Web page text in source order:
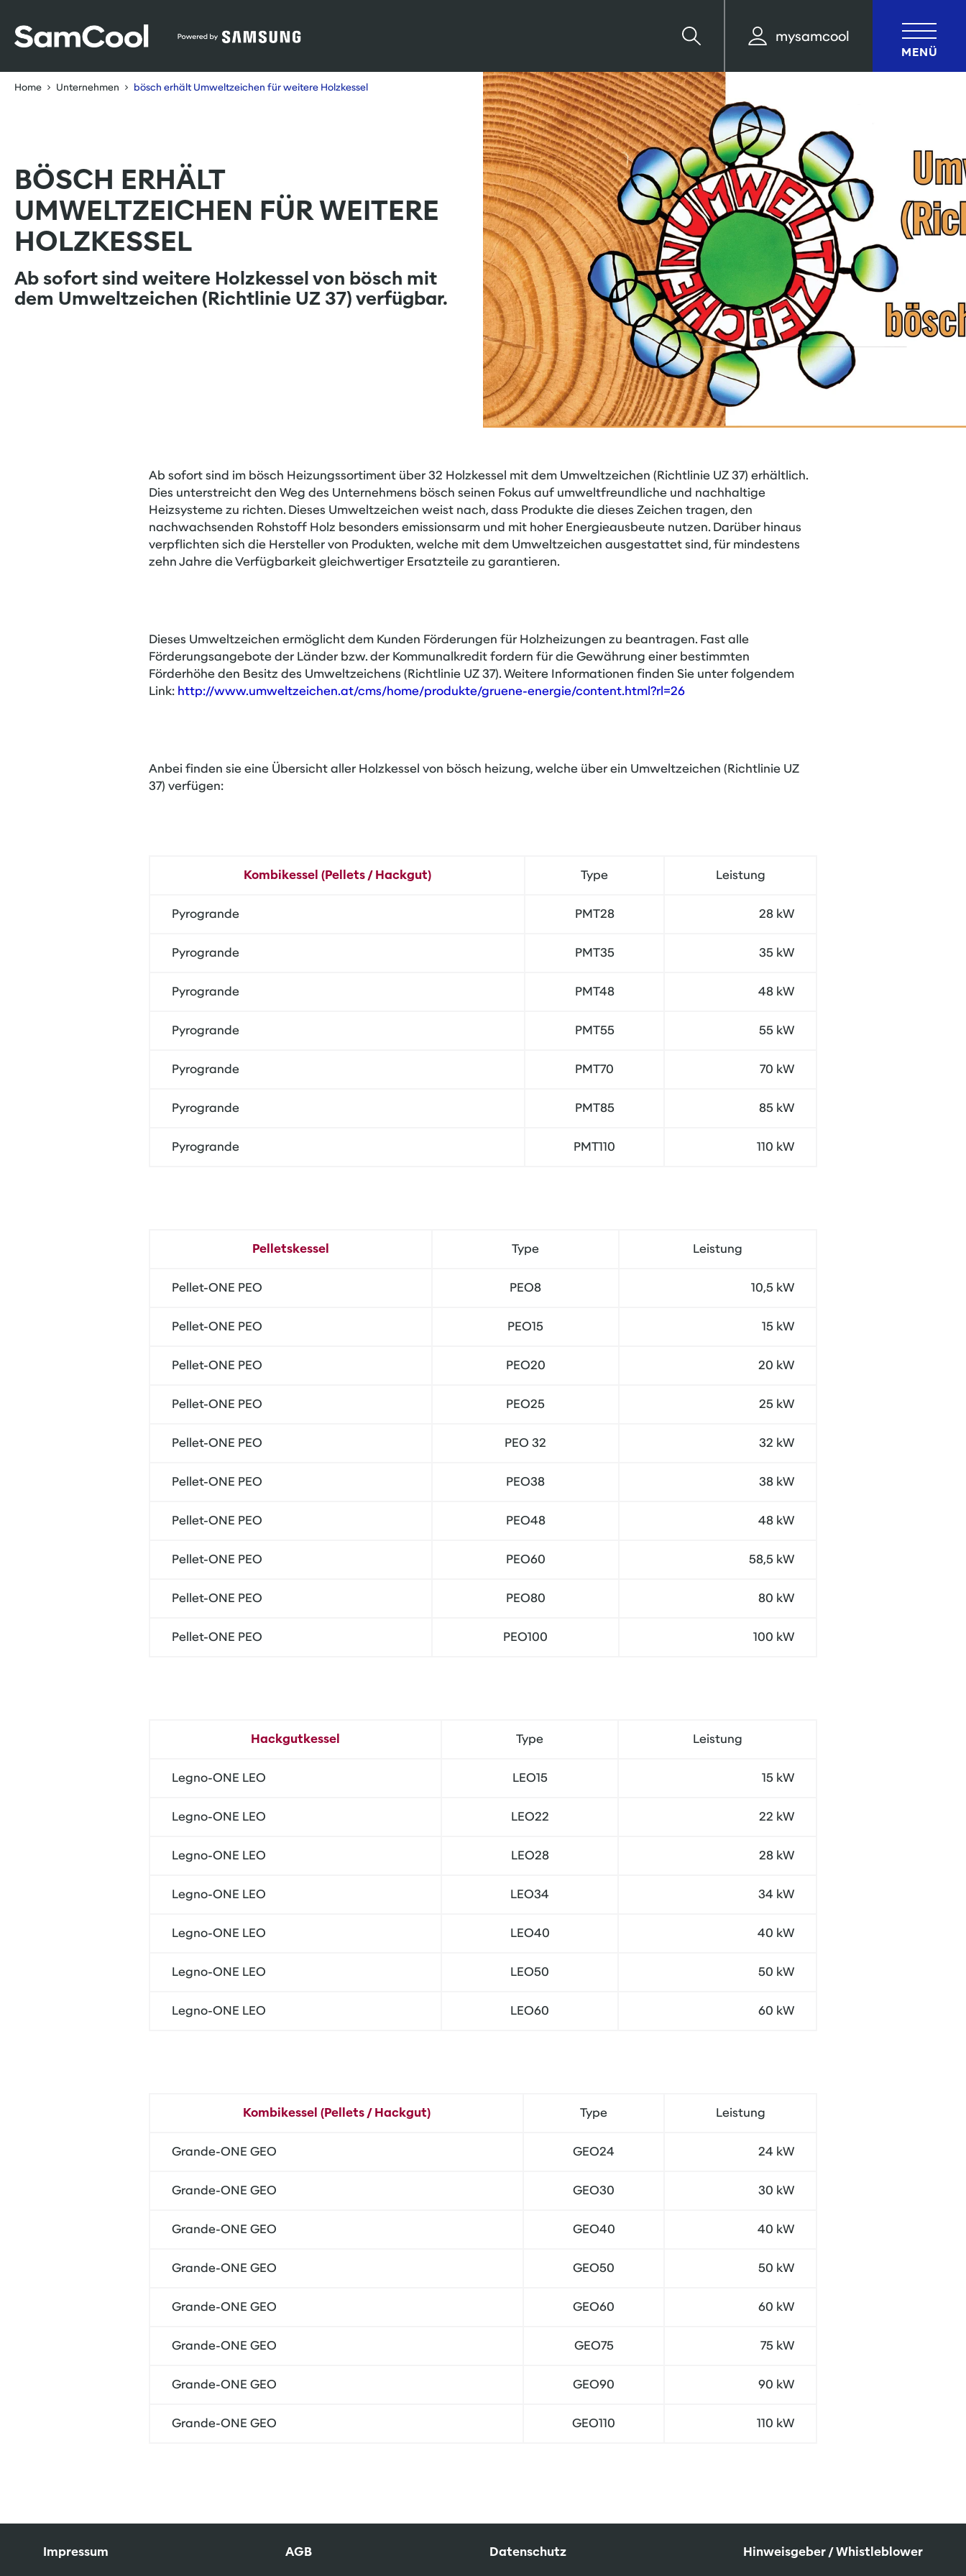
Suche
mysamcool
MENÜ
Home Unternehmen bösch erhält Umweltzeichen für weitere Holzkessel
BÖSCH ERHÄLT
UMWELTZEICHEN FÜR WEITERE
HOLZKESSEL
Ab sofort sind weitere Holzkessel von bösch mit
dem Umweltzeichen (Richtlinie UZ 37) verfügbar.
Ab sofort sind im bösch Heizungssortiment über 32 Holzkessel mit dem Umweltzeichen (Richtlinie UZ 37) erhältlich.
Dies unterstreicht den Weg des Unternehmens bösch seinen Fokus auf umweltfreundliche und nachhaltige
Heizsysteme zu richten. Dieses Umweltzeichen weist nach, dass Produkte die dieses Zeichen tragen, den
nachwachsenden Rohstoff Holz besonders emissionsarm und mit hoher Energieausbeute nutzen. Darüber hinaus
verpflichten sich die Hersteller von Produkten, welche mit dem Umweltzeichen ausgestattet sind, für mindestens
zehn Jahre die Verfügbarkeit gleichwertiger Ersatzteile zu garantieren.
Dieses Umweltzeichen ermöglicht dem Kunden Förderungen für Holzheizungen zu beantragen. Fast alle
Förderungsangebote der Länder bzw. der Kommunalkredit fordern für die Gewährung einer bestimmten
Förderhöhe den Besitz des Umweltzeichens (Richtlinie UZ 37). Weitere Informationen finden Sie unter folgendem
Link: http://www.umweltzeichen.at/cms/home/produkte/gruene-energie/content.html?rl=26
Anbei finden sie eine Übersicht aller Holzkessel von bösch heizung, welche über ein Umweltzeichen (Richtlinie UZ
37) verfügen:
Kombikessel (Pellets / Hackgut) Type Leistung
Pyrogrande PMT28 28 kW
Pyrogrande PMT35 35 kW
Pyrogrande PMT48 48 kW
Pyrogrande PMT55 55 kW
Pyrogrande PMT70 70 kW
Pyrogrande PMT85 85 kW
Pyrogrande PMT110 110 kW
Pelletskessel Type Leistung
Pellet-ONE PEO PEO8 10,5 kW
Pellet-ONE PEO PEO15 15 kW
Pellet-ONE PEO PEO20 20 kW
Pellet-ONE PEO PEO25 25 kW
Pellet-ONE PEO PEO 32 32 kW
Pellet-ONE PEO PEO38 38 kW
Pellet-ONE PEO PEO48 48 kW
Pellet-ONE PEO PEO60 58,5 kW
Pellet-ONE PEO PEO80 80 kW
Pellet-ONE PEO PEO100 100 kW
Hackgutkessel Type Leistung
Legno-ONE LEO LEO15 15 kW
Legno-ONE LEO LEO22 22 kW
Legno-ONE LEO LEO28 28 kW
Legno-ONE LEO LEO34 34 kW
Legno-ONE LEO LEO40 40 kW
Legno-ONE LEO LEO50 50 kW
Legno-ONE LEO LEO60 60 kW
Kombikessel (Pellets / Hackgut) Type Leistung
Grande-ONE GEO GEO24 24 kW
Grande-ONE GEO GEO30 30 kW
Grande-ONE GEO GEO40 40 kW
Grande-ONE GEO GEO50 50 kW
Grande-ONE GEO GEO60 60 kW
Grande-ONE GEO GEO75 75 kW
Grande-ONE GEO GEO90 90 kW
Grande-ONE GEO GEO110 110 kW
Impressum AGB Datenschutz Hinweisgeber / Whistleblower